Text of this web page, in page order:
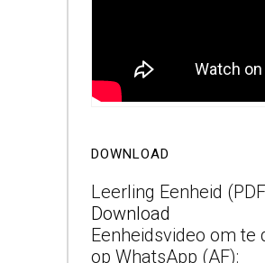
DOWNLOAD
Leerling Eenheid
Download
Eenheidsvideo om te
op WhatsApp (AF):